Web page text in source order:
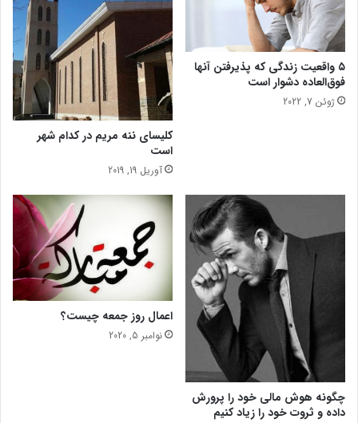
ا
ر
ا
ی
س
۵ واقعیت زندگی که پذیرفتن آنها
فوق‌العاده دشوار است
ژوئن 7, 2022
کلیسای ننه مریم در کدام شهر
است
آوریل 19, 2019
چگونه هوش مالی خود را پرورش
داده و ثروت خود را زیاد کنیم
اعمال روز جمعه چیست؟
نوامبر 5, 2020